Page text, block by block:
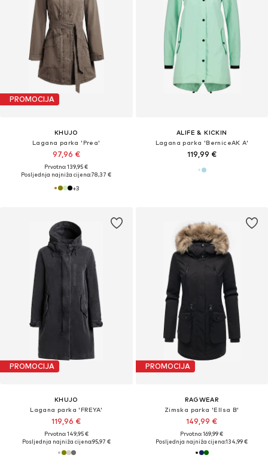
PROMOCIJA
KHUJO
Lagana parka 'Prea'
97,96 €
Prvotno: 139,95 €
Posljednja najniža cijena:78,37 €
+3
ALIFE & KICKIN
Lagana parka 'BerniceAK A'
119,99 €
PROMOCIJA
KHUJO
Lagana parka 'FREYA'
119,96 €
Prvotno: 149,95 €
Posljednja najniža cijena:95,97 €
PROMOCIJA
RAGWEAR
Zimska parka 'Ellsa B'
149,99 €
Prvotno: 169,99 €
Posljednja najniža cijena:134,99 €